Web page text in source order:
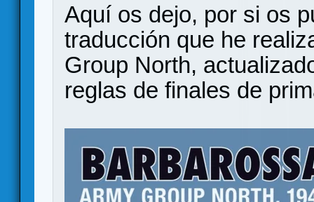
Aquí os dejo, por si os
traducción que he
Group North,
reglas de finales de